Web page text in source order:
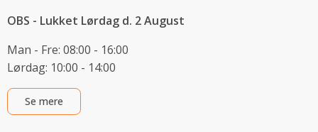
OBS - Lukket Lørdag d. 2 August
Man - Fre: 08:00 - 16:00
Lørdag: 10:00 - 14:00
Se mere